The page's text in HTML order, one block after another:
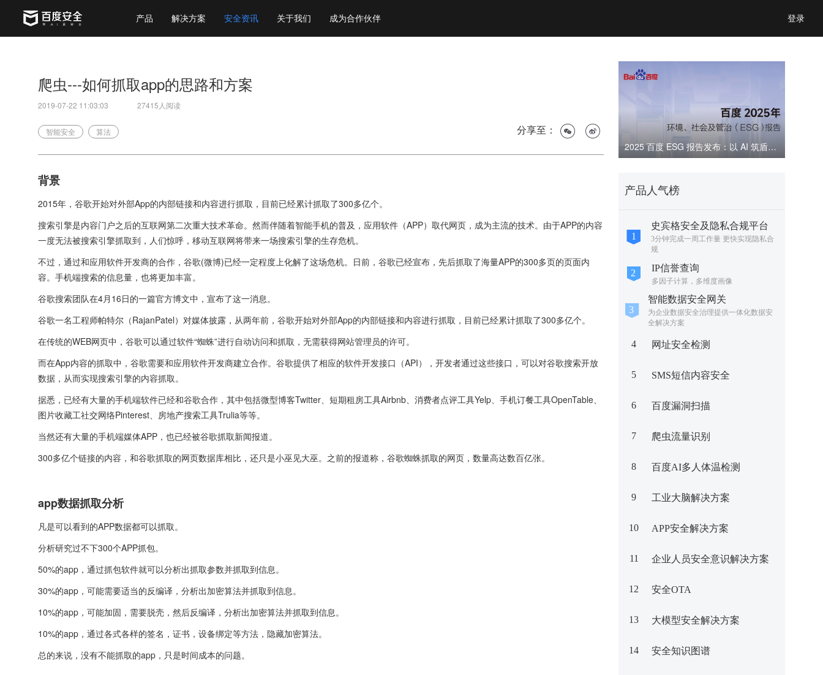
登录
产品 解决方案 安全资讯 关于我们 成为合作伙伴
2025 百度 ESG 报告发布：以 AI 筑盾，共建可信数字生态
产品人气榜
史宾格安全及隐私合规平台
3分钟完成一周工作量 更快实现隐私合
规
IP信誉查询
多因子计算，多维度画像
智能数据安全网关
为企业数据安全治理提供一体化数据安
全解决方案
4 网址安全检测
5 SMS短信内容安全
6 百度漏洞扫描
7 爬虫流量识别
8 百度AI多人体温检测
9 工业大脑解决方案
10 APP安全解决方案
11 企业人员安全意识解决方案
12 安全OTA
13 大模型安全解决方案
14 安全知识图谱
爬虫---如何抓取app的思路和方案
2019-07-22 11:03:03 27415人阅读
智能安全 算法 分享至：
背景
2015年，谷歌开始对外部App的内部链接和内容进行抓取，目前已经累计抓取了300多亿个。
搜索引擎是内容门户之后的互联网第二次重大技术革命。然而伴随着智能手机的普及，应用软件（APP）取代网页，成为主流的技术。由于APP的内容
一度无法被搜索引擎抓取到，人们惊呼，移动互联网将带来一场搜索引擎的生存危机。
不过，通过和应用软件开发商的合作，谷歌(微博)已经一定程度上化解了这场危机。日前，谷歌已经宣布，先后抓取了海量APP的300多页的页面内
容。手机端搜索的信息量，也将更加丰富。
谷歌搜索团队在4月16日的一篇官方博文中，宣布了这一消息。
谷歌一名工程师帕特尔（RajanPatel）对媒体披露，从两年前，谷歌开始对外部App的内部链接和内容进行抓取，目前已经累计抓取了300多亿个。
在传统的WEB网页中，谷歌可以通过软件“蜘蛛”进行自动访问和抓取，无需获得网站管理员的许可。
而在App内容的抓取中，谷歌需要和应用软件开发商建立合作。谷歌提供了相应的软件开发接口（API），开发者通过这些接口，可以对谷歌搜索开放
数据，从而实现搜索引擎的内容抓取。
据悉，已经有大量的手机端软件已经和谷歌合作，其中包括微型博客Twitter、短期租房工具Airbnb、消费者点评工具Yelp、手机订餐工具OpenTable、
图片收藏工社交网络Pinterest、房地产搜索工具Trulia等等。
当然还有大量的手机端媒体APP，也已经被谷歌抓取新闻报道。
300多亿个链接的内容，和谷歌抓取的网页数据库相比，还只是小巫见大巫。之前的报道称，谷歌蜘蛛抓取的网页，数量高达数百亿张。
app数据抓取分析
凡是可以看到的APP数据都可以抓取。
分析研究过不下300个APP抓包。
50%的app，通过抓包软件就可以分析出抓取参数并抓取到信息。
30%的app，可能需要适当的反编译，分析出加密算法并抓取到信息。
10%的app，可能加固，需要脱壳，然后反编译，分析出加密算法并抓取到信息。
10%的app，通过各式各样的签名，证书，设备绑定等方法，隐藏加密算法。
总的来说，没有不能抓取的app，只是时间成本的问题。